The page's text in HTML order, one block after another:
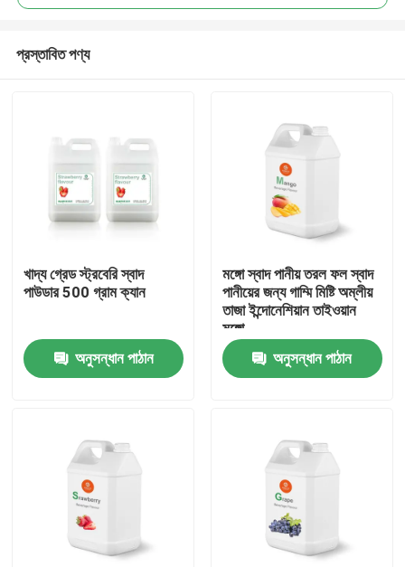
প্রস্তাবিত পণ্য
খাদ্য গ্রেড স্ট্রবেরি স্বাদ
পাউডার 500 গ্রাম ক্যান
অনুসন্ধান পাঠান
মঙ্গো স্বাদ পানীয় তরল ফল স্বাদ
পানীয়ের জন্য গাম্মি মিষ্টি অম্লীয়
তাজা ইন্দোনেশিয়ান তাইওয়ান
মঙ্গো
অনুসন্ধান পাঠান